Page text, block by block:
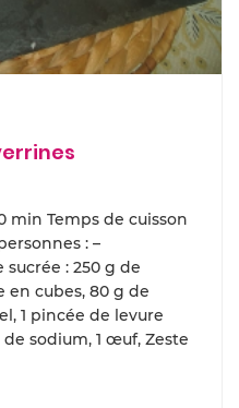
min Temps de cuisson
: –
: 250 g de
en cubes, 80 g de
1 pincée de levure
sodium, 1 œuf, Zeste